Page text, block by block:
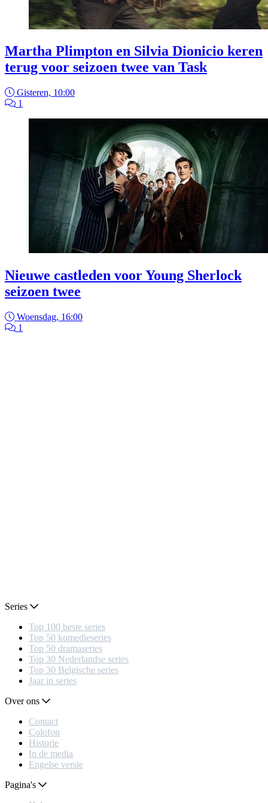
Martha Plimpton en Silvia Dionicio keren
terug voor seizoen twee van Task
Gisteren, 10:00
1
Nieuwe castleden voor Young Sherlock
seizoen twee
Woensdag, 16:00
1
Series
Top 100 beste series
Top 50 komedieseries
Top 50 dramaseries
Top 30 Nederlandse series
Top 30 Belgische series
Jaar in series
Over ons
Contact
Colofon
Historie
In de media
Engelse versie
Pagina's